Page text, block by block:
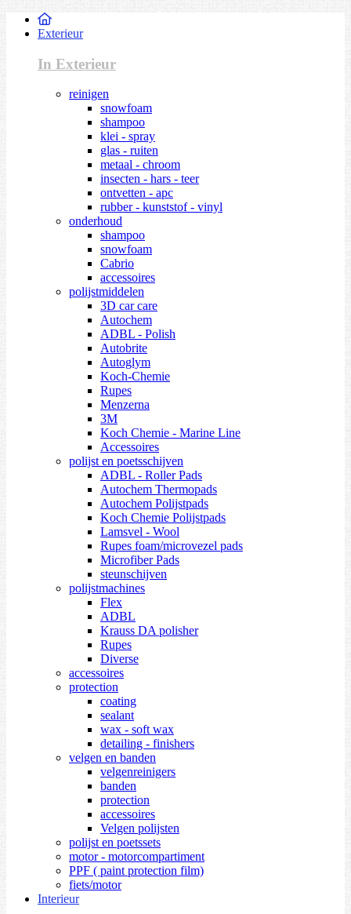
Exterieur
In Exterieur
reinigen
snowfoam
shampoo
klei - spray
glas - ruiten
metaal - chroom
insecten - hars - teer
ontvetten - apc
rubber - kunststof - vinyl
onderhoud
shampoo
snowfoam
Cabrio
accessoires
polijstmiddelen
3D car care
Autochem
ADBL - Polish
Autobrite
Autoglym
Koch-Chemie
Rupes
Menzerna
3M
Koch Chemie - Marine Line
Accessoires
polijst en poetsschijven
ADBL - Roller Pads
Autochem Thermopads
Autochem Polijstpads
Koch Chemie Polijstpads
Lamsvel - Wool
Rupes foam/microvezel pads
Microfiber Pads
steunschijven
polijstmachines
Flex
ADBL
Krauss DA polisher
Rupes
Diverse
accessoires
protection
coating
sealant
wax - soft wax
detailing - finishers
velgen en banden
velgenreinigers
banden
protection
accessoires
Velgen polijsten
polijst en poetssets
motor - motorcompartiment
PPF ( paint protection film)
fiets/motor
Interieur